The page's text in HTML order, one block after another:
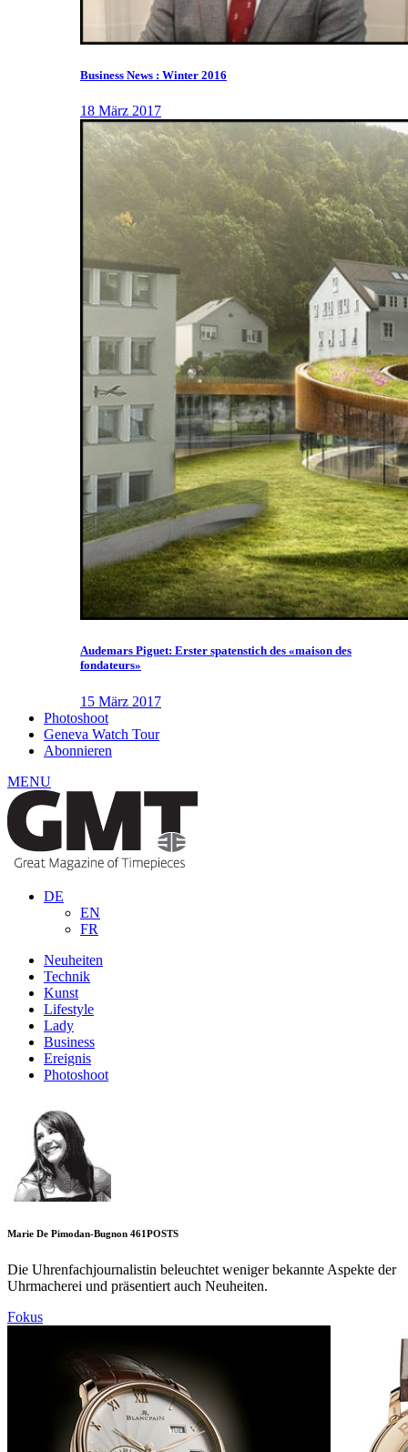
Business News : Winter 2016
18 März 2017
Audemars Piguet: Erster spatenstich des «maison des
fondateurs»
15 März 2017
Photoshoot
Geneva Watch Tour
Abonnieren
MENU
DE
EN
FR
Neuheiten
Technik
Kunst
Lifestyle
Lady
Business
Ereignis
Photoshoot
Marie De Pimodan-Bugnon 461POSTS
Die Uhrenfachjournalistin beleuchtet weniger bekannte Aspekte der
Uhrmacherei und präsentiert auch Neuheiten.
Fokus